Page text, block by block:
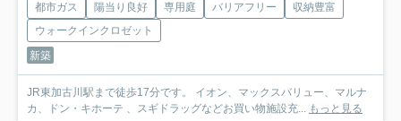
都市ガス 陽当り良好 専用庭 バリアフリー
収納豊富
ウォークインクロゼット
新築
JR東加古川駅まで徒歩17分です。 イオン、マックスバリュー、マルナ
カ、ドン・キホーテ 、スギドラッグなどお買い物施設充... もっと見る